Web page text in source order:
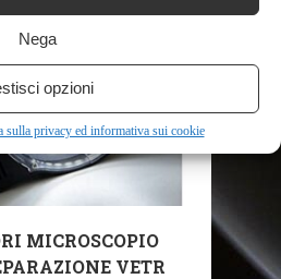
Nega
opzioni
sulla privacy ed informativa sui cookie
MICROSCOPIO
VETR